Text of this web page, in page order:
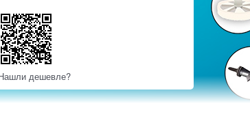
дешевле?